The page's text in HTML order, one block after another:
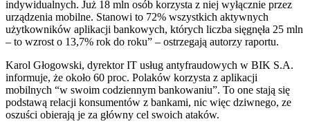
indywidualnych. Już 18 mln osób korzysta z niej wyłącznie przez
urządzenia mobilne. Stanowi to 72% wszystkich aktywnych
użytkowników aplikacji bankowych, których liczba sięgnęła 25 mln
– to wzrost o 13,7% rok do roku” – ostrzegają autorzy raportu.
Karol Głogowski, dyrektor IT usług antyfraudowych w BIK S.A.
informuje, że około 60 proc. Polaków korzysta z aplikacji
mobilnych “w swoim codziennym bankowaniu”. To one stają się
podstawą relacji konsumentów z bankami, nic więc dziwnego, ze
oszuści obierają je za główny cel swoich ataków.